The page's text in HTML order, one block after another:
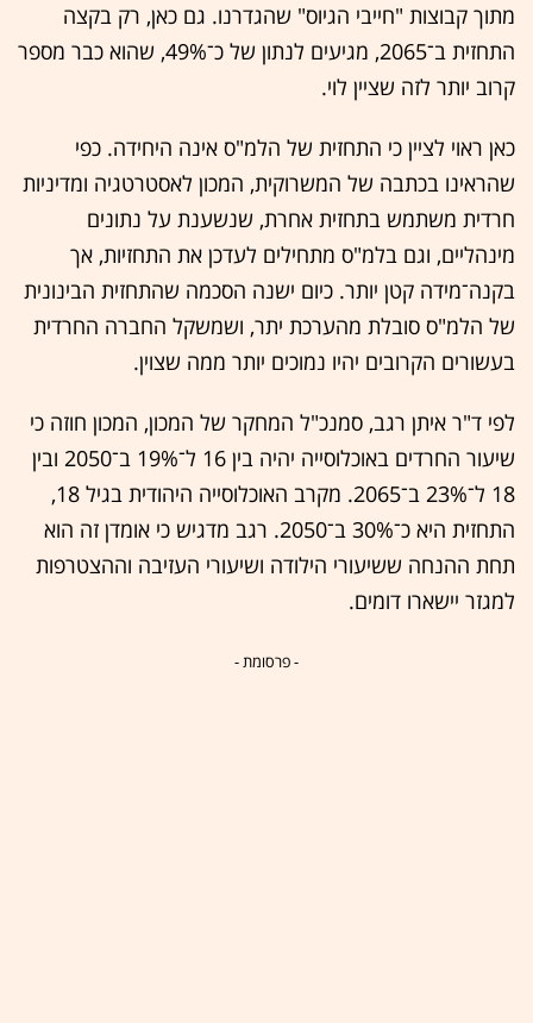
מתוך קבוצות "חייבי הגיוס" שהגדרנו. גם כאן, רק בקצה
התחזית ב־2065, מגיעים לנתון של כ־49%, שהוא כבר מספר
קרוב יותר לזה שציין לוי.
כאן ראוי לציין כי התחזית של הלמ"ס אינה היחידה. כפי
שהראינו בכתבה של המשרוקית, המכון לאסטרטגיה ומדיניות
חרדית משתמש בתחזית אחרת, שנשענת על נתונים
מינהליים, וגם בלמ"ס מתחילים לעדכן את התחזיות, אך
בקנה־מידה קטן יותר. כיום ישנה הסכמה שהתחזית הבינונית
של הלמ"ס סובלת מהערכת יתר, ושמשקל החברה החרדית
בעשורים הקרובים יהיו נמוכים יותר ממה שצוין.
לפי ד"ר איתן רגב, סמנכ"ל המחקר של המכון, המכון חוזה כי
שיעור החרדים באוכלוסייה יהיה בין 16 ל־19% ב־2050 ובין
18 ל־23% ב־2065. מקרב האוכלוסייה היהודית בגיל 18,
התחזית היא כ־30% ב־2050. רגב מדגיש כי אומדן זה הוא
תחת ההנחה ששיעורי הילודה ושיעורי העזיבה וההצטרפות
למגזר יישארו דומים.
- פרסומת -